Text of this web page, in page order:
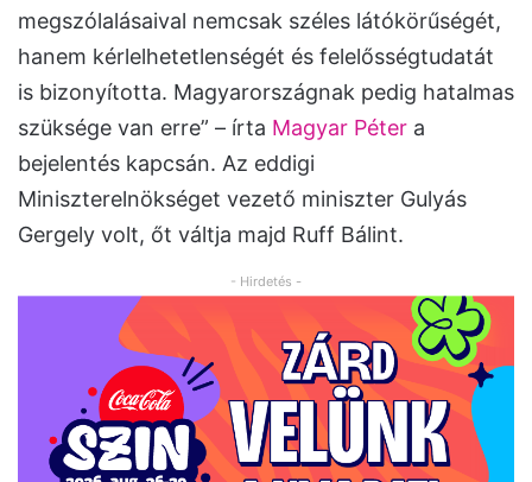
megszólalásaival nemcsak széles látókörűségét,
hanem kérlelhetetlenségét és felelősségtudatát
is bizonyította. Magyarországnak pedig hatalmas
szüksége van erre” – írta Magyar Péter a
bejelentés kapcsán. Az eddigi
Miniszterelnökséget vezető miniszter Gulyás
Gergely volt, őt váltja majd Ruff Bálint.
- Hirdetés -